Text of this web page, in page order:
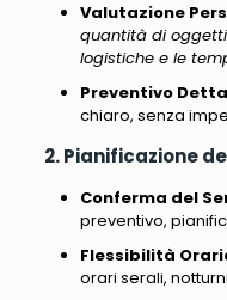
Valutazione
quantità di
logistiche e le
Preventivo
chiaro, senza
2. Pianificazione
Conferma del
preventivo,
Flessibilità
orari serali,